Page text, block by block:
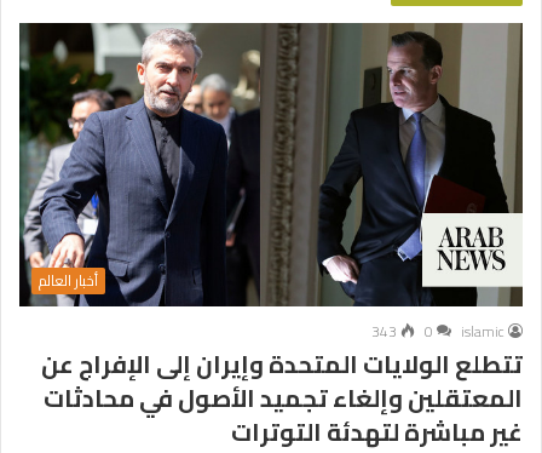
أخبار العالم
islamic
0
343
تتطلع الولايات المتحدة وإيران إلى الإفراج عن
المعتقلين وإلغاء تجميد الأصول في محادثات
غير مباشرة لتهدئة التوترات